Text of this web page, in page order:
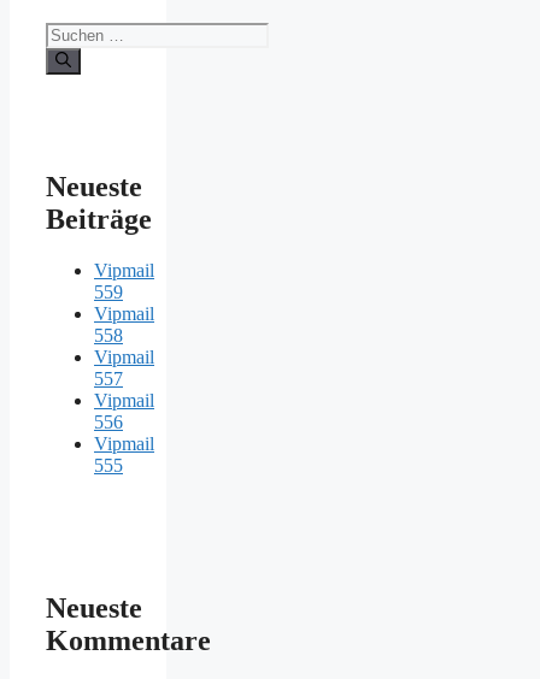
Suche
nach:
Neueste
Beiträge
Vipmail
559
Vipmail
558
Vipmail
557
Vipmail
556
Vipmail
555
Neueste
Kommentare